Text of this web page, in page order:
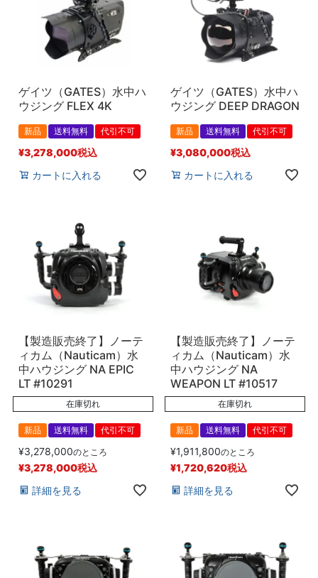
ゲイツ（GATES）水中ハ
ウジング FLEX 4K
新品 送料無料 代引不可
¥3,278,000税込
カートに入れる
ゲイツ（GATES）水中ハ
ウジング DEEP DRAGON
新品 送料無料 代引不可
¥3,080,000税込
カートに入れる
【製造販売終了】ノーテ
ィカム（Nauticam）水
中ハウジング NA EPIC
LT #10291
在庫切れ
新品 送料無料 代引不可
¥3,278,000のところ
¥3,278,000税込
詳細を見る
【製造販売終了】ノーテ
ィカム（Nauticam）水
中ハウジング NA
WEAPON LT #10517
在庫切れ
新品 送料無料 代引不可
¥1,911,800のところ
¥1,720,620税込
詳細を見る